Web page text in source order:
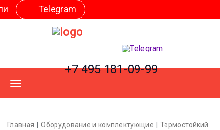
+7 495 181-09-99
Главная Оборудование и комплектующие
Термостойкий